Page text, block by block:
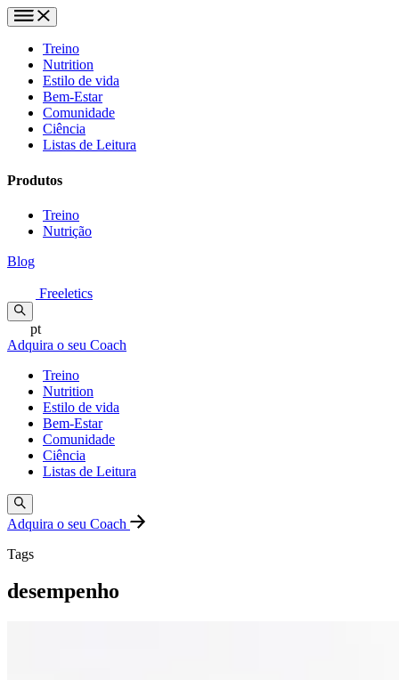
Treino
Nutrition
Estilo de vida
Bem-Estar
Comunidade
Ciência
Listas de Leitura
Produtos
Treino
Nutrição
Blog
Freeletics
pt
Adquira o seu Coach
Treino
Nutrition
Estilo de vida
Bem-Estar
Comunidade
Ciência
Listas de Leitura
Adquira o seu Coach
Tags
desempenho